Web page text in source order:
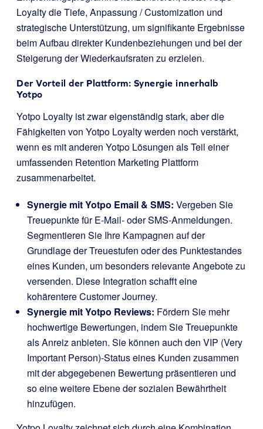
Loyalty die Tiefe, Anpassung / Customization und
strategische Unterstützung, um signifikante Ergebnisse
beim Aufbau direkter Kundenbeziehungen und bei der
Steigerung der Wiederkaufsraten zu erzielen.
Der Vorteil der Plattform: Synergie innerhalb
Yotpo
Yotpo Loyalty ist zwar eigenständig stark, aber die
Fähigkeiten von Yotpo Loyalty werden noch verstärkt,
wenn es mit anderen Yotpo Lösungen als Teil einer
umfassenden Retention Marketing Plattform
zusammenarbeitet.
Synergie mit Yotpo Email & SMS: Vergeben Sie
Treuepunkte für E-Mail- oder SMS-Anmeldungen.
Segmentieren Sie Ihre Kampagnen auf der
Grundlage der Treuestufen oder des Punktestandes
eines Kunden, um besonders relevante Angebote zu
versenden. Diese Integration schafft eine
kohärentere Customer Journey.
Synergie mit Yotpo Reviews: Fördern Sie mehr
hochwertige Bewertungen, indem Sie Treuepunkte
als Anreiz anbieten. Sie können auch den VIP (Very
Important Person)-Status eines Kunden zusammen
mit der abgegebenen Bewertung präsentieren und
so eine weitere Ebene der sozialen Bewährtheit
hinzufügen.